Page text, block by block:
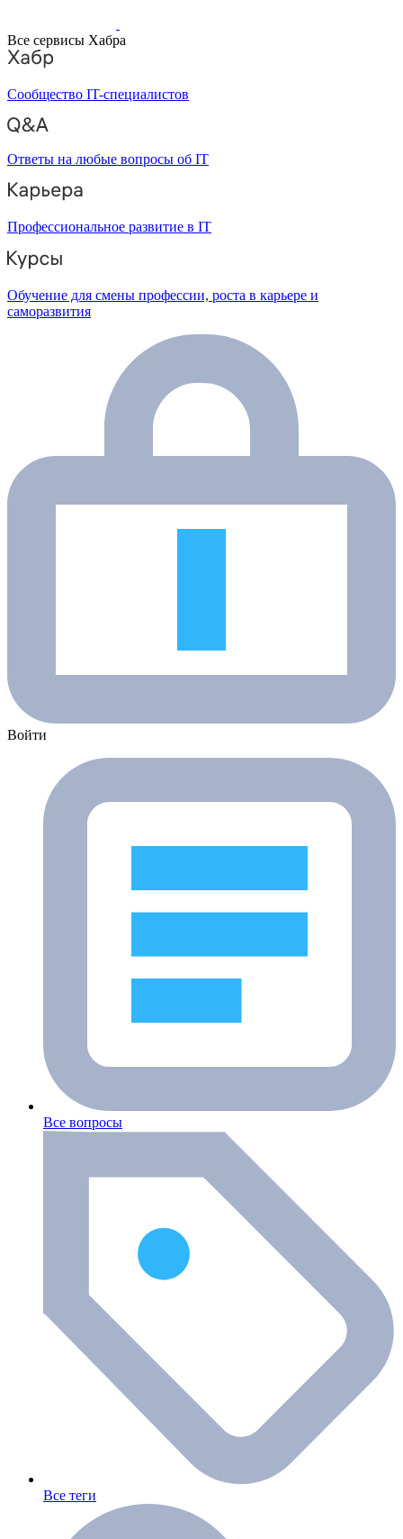
Все сервисы Хабра
Сообщество IT-специалистов
Ответы на любые вопросы об IT
Профессиональное развитие в IT
Обучение для смены профессии, роста в карьере и
саморазвития
Войти
Все вопросы
Все теги